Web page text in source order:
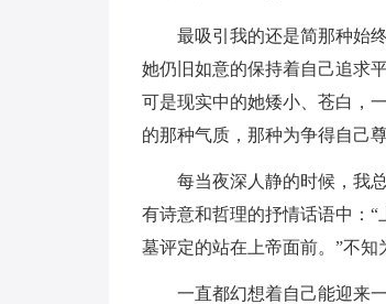
最吸引我的还是简那种始
她仍旧如意的保持着自己追求
可是现实中的她矮小、苍白，
的那种气质，那种为争得自己
每当夜深人静的时候，我
有诗意和哲理的抒情话语中：
墓评定的站在上帝面前。”不知
一直都幻想着自己能迎来